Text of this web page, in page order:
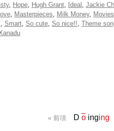
, Hope, Hugh Grant, Ideal , Jackie
, Masterpieces, Milk Money, Movies
, Smart, So cute, So nice!!, Theme
« 前項 D oinging